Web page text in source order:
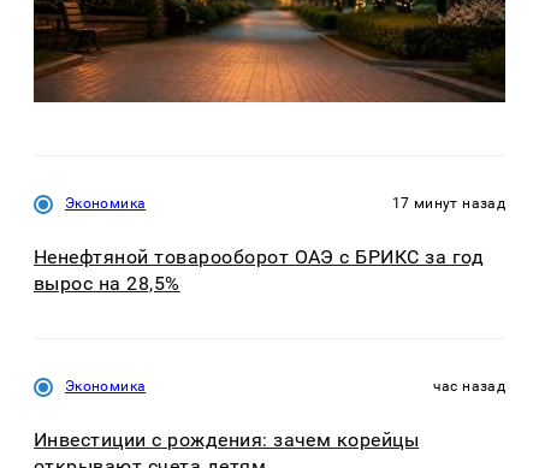
Экономика 17 минут назад
Ненефтяной товарооборот ОАЭ с БРИКС за год
вырос на 28,5%
Экономика час назад
Инвестиции с рождения: зачем корейцы